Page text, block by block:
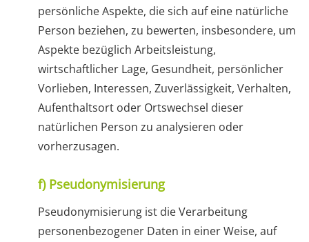
persönliche Aspekte, die sich auf eine natürliche
Person beziehen, zu bewerten, insbesondere, um
Aspekte bezüglich Arbeitsleistung,
wirtschaftlicher Lage, Gesundheit, persönlicher
Vorlieben, Interessen, Zuverlässigkeit, Verhalten,
Aufenthaltsort oder Ortswechsel dieser
natürlichen Person zu analysieren oder
vorherzusagen.
f) Pseudonymisierung
Pseudonymisierung ist die Verarbeitung
personenbezogener Daten in einer Weise, auf